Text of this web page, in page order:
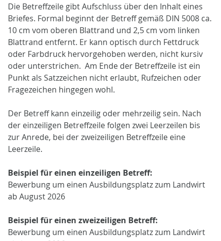
Die Betreffzeile gibt Aufschluss über den Inhalt eines
Briefes. Formal beginnt der Betreff gemäß DIN 5008 ca.
10 cm vom oberen Blattrand und 2,5 cm vom linken
Blattrand entfernt. Er kann optisch durch Fettdruck
oder Farbdruck hervorgehoben werden, nicht kursiv
oder unterstrichen. Am Ende der Betreffzeile ist ein
Punkt als Satzzeichen nicht erlaubt, Rufzeichen oder
Fragezeichen hingegen wohl.
Der Betreff kann einzeilig oder mehrzeilig sein. Nach
der einzeiligen Betreffzeile folgen zwei Leerzeilen bis
zur Anrede, bei der zweizeiligen Betreffzeile eine
Leerzeile.
Beispiel für einen einzeiligen Betreff:
Bewerbung um einen Ausbildungsplatz zum Landwirt
ab August 2026
Beispiel für einen zweizeiligen Betreff:
Bewerbung um einen Ausbildungsplatz zum Landwirt